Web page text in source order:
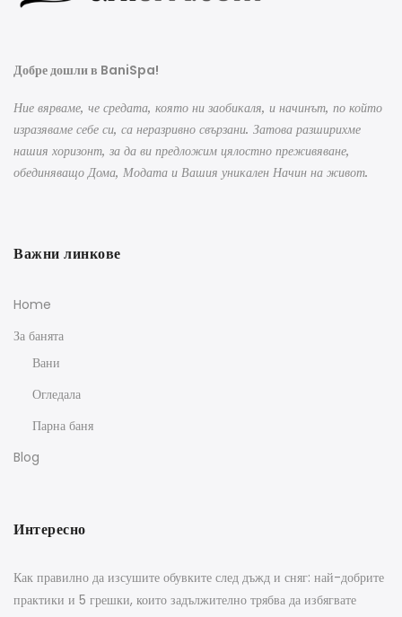
Добре дошли в BaniSpa!
Ние вярваме, че средата, която ни заобикаля, и начинът, по който
изразяваме себе си, са неразривно свързани. Затова разширихме
нашия хоризонт, за да ви предложим цялостно преживяване,
обединяващо Дома, Модата и Вашия уникален Начин на живот.
Важни линкове
Home
За банята
Вани
Огледала
Парна баня
Blog
Интересно
Как правилно да изсушите обувките след дъжд и сняг: най-добрите
практики и 5 грешки, които задължително трябва да избягвате